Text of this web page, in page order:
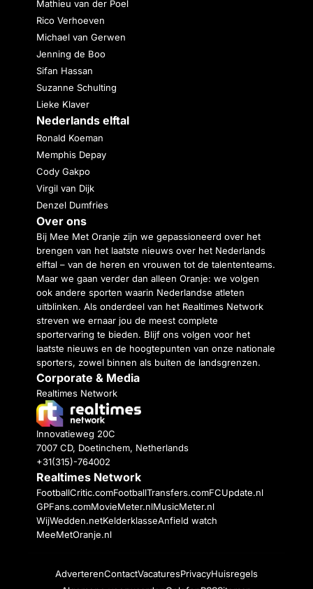
Mathieu van der Poel
Rico Verhoeven
Michael van Gerwen
Jenning de Boo
Sifan Hassan
Suzanne Schulting
Lieke Klaver
Nederlands elftal
Ronald Koeman
Memphis Depay
Cody Gakpo
Virgil van Dijk
Denzel Dumfries
Over ons
Bij Mee Met Oranje zijn we gepassioneerd over het
brengen van het laatste nieuws over het Nederlands
elftal – van de heren en vrouwen tot de talententeams.
Maar we gaan verder dan alleen Oranje: we volgen
ook andere sporten waarin Nederlandse atleten
uitblinken. Als onderdeel van het Realtimes Network
streven we ernaar jou de meest complete
sportervaring te bieden. Blijf ons volgen voor het
laatste nieuws en de hoogtepunten van onze nationale
sporters, zowel binnen als buiten de landsgrenzen.
Corporate & Media
Realtimes Network
Innovatieweg 20C
7007 CD, Doetinchem, Netherlands
+31(315)-764002
Realtimes Network
FootballCritic.comFootballTransfers.comFCUpdate.nl
GPFans.comMovieMeter.nlMusicMeter.nl
WijWedden.netKelderklasseAnfield watch
MeeMetOranje.nl
AdverterenContactVacaturesPrivacyHuisregels